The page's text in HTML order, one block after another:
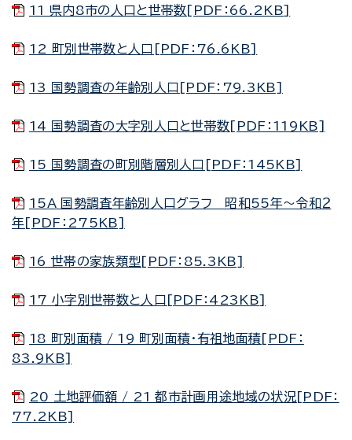
11 県内8市の人口と世帯数[PDF：66.2KB]
12 町別世帯数と人口[PDF：76.6KB]
13 国勢調査の年齢別人口[PDF：79.3KB]
14 国勢調査の大字別人口と世帯数[PDF：119KB]
15 国勢調査の町別階層別人口[PDF：145KB]
15A 国勢調査年齢別人口グラフ 昭和55年～令和２
年[PDF：275KB]
16 世帯の家族類型[PDF：85.3KB]
17 小字別世帯数と人口[PDF：423KB]
18 町別面積 / 19 町別面積・有祖地面積[PDF：
83.9KB]
20 土地評価額 / 21 都市計画用途地域の状況[PDF：
77.2KB]